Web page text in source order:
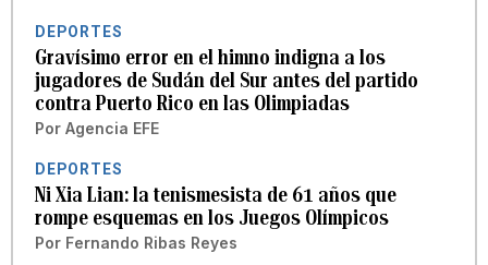
DEPORTES
Gravísimo error en el himno indigna a los
jugadores de Sudán del Sur antes del partido
contra Puerto Rico en las Olimpiadas
Por Agencia EFE
DEPORTES
Ni Xia Lian: la tenismesista de 61 años que
rompe esquemas en los Juegos Olímpicos
Por Fernando Ribas Reyes